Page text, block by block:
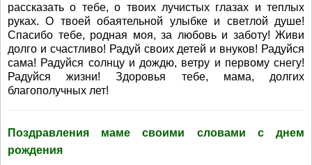
рассказать о тебе, о твоих лучистых глазах и теплых
руках. О твоей обаятельной улыбке и светлой душе!
Спасибо тебе, родная моя, за любовь и заботу! Живи
долго и счастливо! Радуй своих детей и внуков! Радуйся
сама! Радуйся солнцу и дождю, ветру и первому снегу!
Радуйся жизни! Здоровья тебе, мама, долгих
благополучных лет!
Поздравления маме своими словами с днем
рождения